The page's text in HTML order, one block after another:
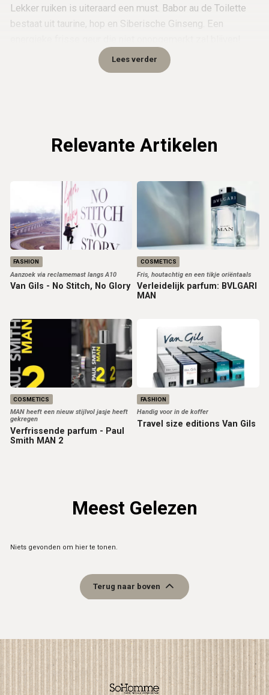
Lekker ruiken is uiteraard een must. Babor au de Toilette
bestaat uit taurine, hop en Siberische Ginseng. Een
Lees verder
Relevante Artikelen
FASHION
Aanzoek via reclamemast langs A10
Van Gils - No Stitch, No Glory
COSMETICS
Fris, houtachtig en een tikje oriëntaals
Verleidelijk parfum: BVLGARI
MAN
COSMETICS
MAN heeft een nieuw stijlvol jasje heeft
gekregen
Verfrissende parfum - Paul
Smith MAN 2
FASHION
Handig voor in de koffer
Travel size editions Van Gils
Meest Gelezen
Niets gevonden om hier te tonen.
Terug naar boven